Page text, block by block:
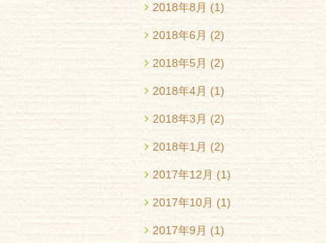
2018年8月 (1)
2018年6月 (2)
2018年5月 (2)
2018年4月 (1)
2018年3月 (2)
2018年1月 (2)
2017年12月 (1)
2017年10月 (1)
2017年9月 (1)